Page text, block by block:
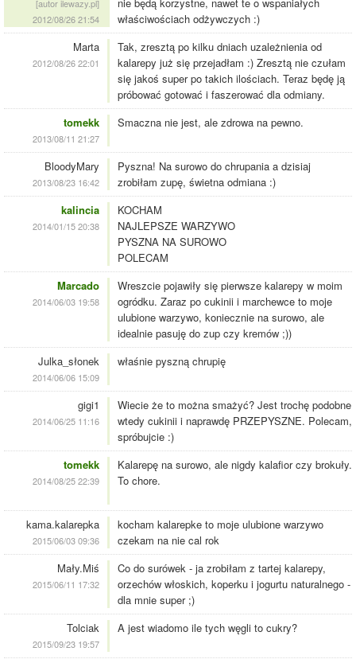
[autor ilewazy.pl]
2012/08/26 21:54
właściwościach odżywczych :)
Marta
2012/08/26 22:01
Tak, zresztą po kilku dniach uzależnienia od
kalarepy już się przejadłam :) Zresztą nie czułam
się jakoś super po takich ilościach. Teraz będę ją
próbować gotować i faszerować dla odmiany.
tomekk
2013/08/11 21:27
Smaczna nie jest, ale zdrowa na pewno.
BloodyMary
2013/08/23 16:42
Pyszna! Na surowo do chrupania a dzisiaj
zrobiłam zupę, świetna odmiana :)
kalincia
2014/01/15 20:38
KOCHAM
NAJLEPSZE WARZYWO
PYSZNA NA SUROWO
POLECAM
Marcado
2014/06/03 19:58
Wreszcie pojawiły się pierwsze kalarepy w moim
ogródku. Zaraz po cukinii i marchewce to moje
ulubione warzywo, koniecznie na surowo, ale
idealnie pasuję do zup czy kremów ;))
Julka_słonek
2014/06/06 15:09
właśnie pyszną chrupię
gigi1
2014/06/25 11:16
Wiecie że to można smażyć? Jest trochę podobne
wtedy cukinii i naprawdę PRZEPYSZNE. Polecam,
spróbujcie :)
tomekk
2014/08/25 22:39
Kalarepę na surowo, ale nigdy kalafior czy brokuły.
To chore.
kama.kalarepka
2015/06/03 09:36
kocham kalarepke to moje ulubione warzywo
czekam na nie cal rok
Mały.Miś
2015/06/11 17:32
Co do surówek - ja zrobiłam z tartej kalarepy,
orzechów włoskich, koperku i jogurtu naturalnego -
dla mnie super ;)
Tolciak
2015/09/23 19:57
A jest wiadomo ile tych węgli to cukry?